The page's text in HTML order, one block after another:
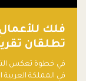
فلك
تطلقان
في الذكاء
السعودية
في خطوة تعكس
في المملكة